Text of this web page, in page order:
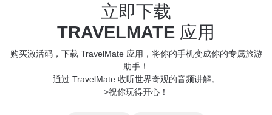
立即下载
TRAVELMATE 应用
购买激活码，下载 TravelMate 应用，将你的手机变成你的专属旅游
助手！
通过 TravelMate 收听世界奇观的音频讲解。
>祝你玩得开心！